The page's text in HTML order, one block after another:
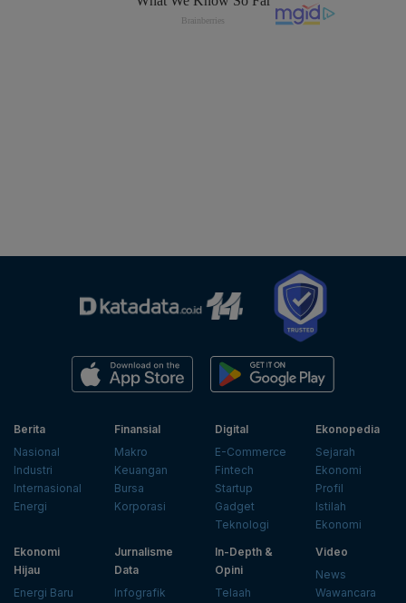
Berita
Nasional
Industri
Internasional
Energi
Finansial
Makro
Keuangan
Bursa
Korporasi
Digital
E-Commerce
Fintech
Startup
Gadget
Teknologi
Ekonopedia
Sejarah
Ekonomi
Profil
Istilah
Ekonomi
Ekonomi
Hijau
Energi Baru
Jurnalisme
Data
Infografik
In-Depth &
Opini
Telaah
Video
News
Wawancara